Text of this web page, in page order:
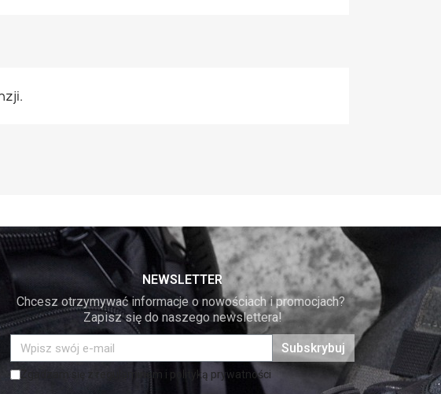
NEWSLETTER
Chcesz otrzymywać informacje o nowościach i promocjach?
Zapisz się do naszego newslettera!
Subskrybuj
Zgadzam się z regulaminem i polityką prywatności